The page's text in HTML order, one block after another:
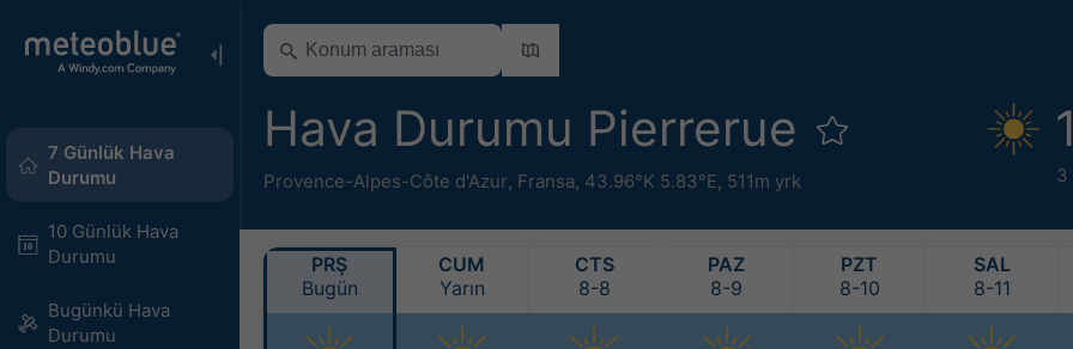
7 Günlük Hava
Durumu
10 Günlük Hava
Durumu
Bugünkü Hava
Durumu
Hava Durumu Pierrerue
Provence-Alpes-Côte d'Azur, Fransa, 43.96°K 5.83°E, 511m yrk 3
PRŞ
Bugün
CUM
Yarın
CTS
8-8
PAZ
8-9
PZT
8-10
SAL
8-11